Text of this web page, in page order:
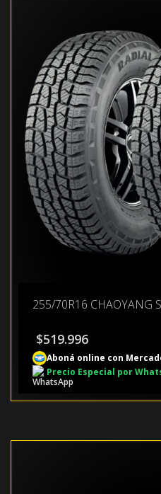
255/70R16 CHAOYANG
$519.996
Aboná online con
Precio Especial por